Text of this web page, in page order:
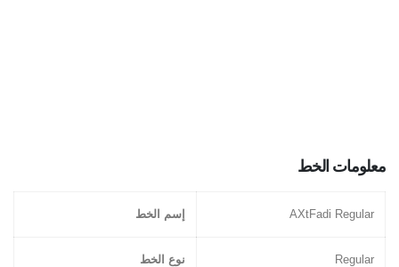
معلومات الخط
AXtFadi Regular إسم الخط
Regular نوع الخط